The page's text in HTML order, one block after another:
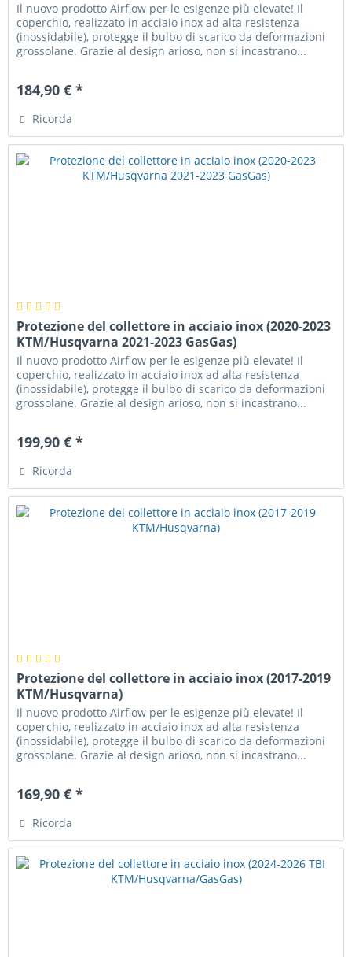
Il nuovo prodotto Airflow per le esigenze più elevate! Il
coperchio, realizzato in acciaio inox ad alta resistenza
(inossidabile), protegge il bulbo di scarico da deformazioni
grossolane. Grazie al design arioso, non si incastrano...
184,90 € *
Ricorda
Protezione del collettore in acciaio inox (2020-2023
KTM/Husqvarna 2021-2023 GasGas)
Il nuovo prodotto Airflow per le esigenze più elevate! Il
coperchio, realizzato in acciaio inox ad alta resistenza
(inossidabile), protegge il bulbo di scarico da deformazioni
grossolane. Grazie al design arioso, non si incastrano...
199,90 € *
Ricorda
Protezione del collettore in acciaio inox (2017-2019
KTM/Husqvarna)
Il nuovo prodotto Airflow per le esigenze più elevate! Il
coperchio, realizzato in acciaio inox ad alta resistenza
(inossidabile), protegge il bulbo di scarico da deformazioni
grossolane. Grazie al design arioso, non si incastrano...
169,90 € *
Ricorda